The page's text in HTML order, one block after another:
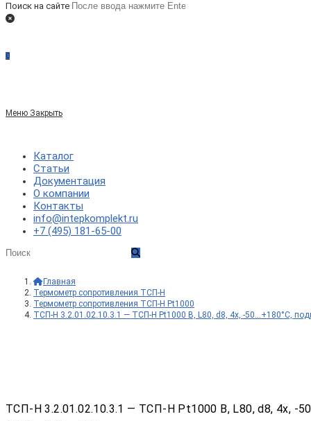
Поиск на сайте
0
Меню Закрыть
Каталог
Статьи
Документация
О компании
Контакты
info@intepkomplekt.ru
+7 (495) 181-65-00
Главная
Термометр сопротивления ТСП-Н
Термометр сопротивления ТСП-Н Pt1000
ТСП-Н 3.2.01.02.10.3.1 — ТСП-Н Pt1000 B, L80, d8, 4х, -50…+180°С,
ТСП-Н 3.2.01.02.10.3.1 — ТСП-Н Pt1000 B, L80, d8, 4х, -